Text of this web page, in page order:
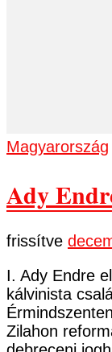
Magyarország
Ady
frissítve
I. Ady Endre
kálvinista
Zilahon